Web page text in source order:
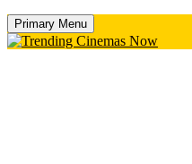
Primary Menu